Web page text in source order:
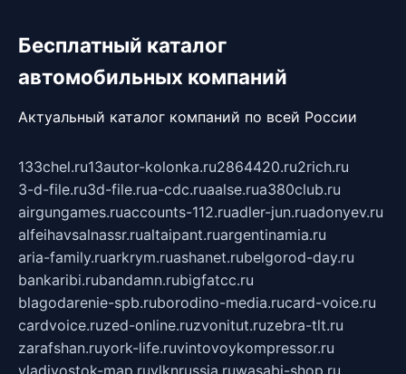
Бесплатный каталог
автомобильных компаний
Актуальный каталог компаний по всей России
133chel.ru13autor-kolonka.ru2864420.ru2rich.ru
3-d-file.ru3d-file.rua-cdc.ruaalse.rua380club.ru
airgungames.ruaccounts-112.ruadler-jun.ruadonyev.ru
alfeihavsalnassr.rualtaipant.ruargentinamia.ru
aria-family.ruarkrym.ruashanet.rubelgorod-day.ru
bankaribi.rubandamn.rubigfatcc.ru
blagodarenie-spb.ruborodino-media.rucard-voice.ru
cardvoice.ruzed-online.ruzvonitut.ruzebra-tlt.ru
zarafshan.ruyork-life.ruvintovoykompressor.ru
vladivostok-map.ruvlknrussia.ruwasabi-shop.ru